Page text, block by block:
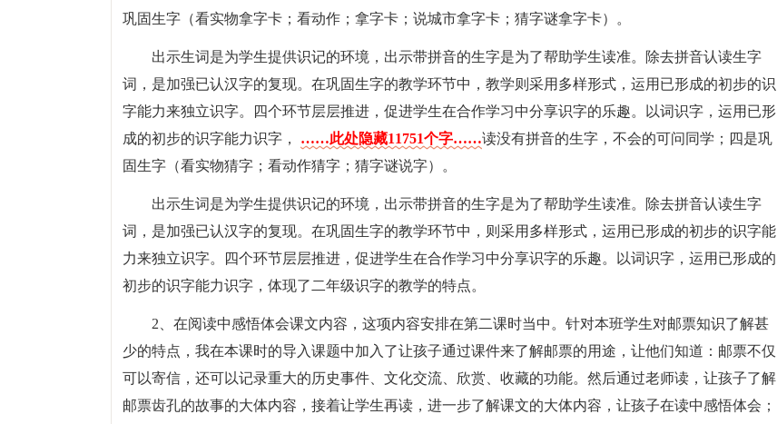
巩固生字（看实物拿字卡；看动作；拿字卡；说城市拿字卡；猜字谜拿字卡）。
出示生词是为学生提供识记的环境，出示带拼音的生字是为了帮助学生读准。除去拼音认读生字
词，是加强已认汉字的复现。在巩固生字的教学环节中，教学则采用多样形式，运用已形成的初步的识
字能力来独立识字。四个环节层层推进，促进学生在合作学习中分享识字的乐趣。以词识字，运用已形
成的初步的识字能力识字， ……此处隐藏11751个字……读没有拼音的生字，不会的可问同学；四是巩
固生字（看实物猜字；看动作猜字；猜字谜说字）。
出示生词是为学生提供识记的环境，出示带拼音的生字是为了帮助学生读准。除去拼音认读生字
词，是加强已认汉字的复现。在巩固生字的教学环节中，则采用多样形式，运用已形成的初步的识字能
力来独立识字。四个环节层层推进，促进学生在合作学习中分享识字的乐趣。以词识字，运用已形成的
初步的识字能力识字，体现了二年级识字的教学的特点。
2、在阅读中感悟体会课文内容，这项内容安排在第二课时当中。针对本班学生对邮票知识了解甚
少的特点，我在本课时的导入课题中加入了让孩子通过课件来了解邮票的用途，让他们知道：邮票不仅
可以寄信，还可以记录重大的历史事件、文化交流、欣赏、收藏的功能。然后通过老师读，让孩子了解
邮票齿孔的故事的大体内容，接着让学生再读，进一步了解课文的大体内容，让孩子在读中感悟体会；